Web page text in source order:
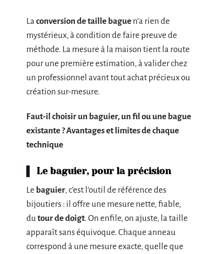
La conversion de taille bague n’a rien de
mystérieux, à condition de faire preuve de
méthode. La mesure à la maison tient la route
pour une première estimation, à valider chez
un professionnel avant tout achat précieux ou
création sur-mesure.
Faut-il choisir un baguier, un fil ou une bague
existante ? Avantages et limites de chaque
technique
Le baguier, pour la précision
Le baguier, c’est l’outil de référence des
bijoutiers : il offre une mesure nette, fiable,
dutour de doigt. On enfile, on ajuste, la taille
apparaît sans équivoque. Chaque anneau
correspond à une mesure exacte, quelle que